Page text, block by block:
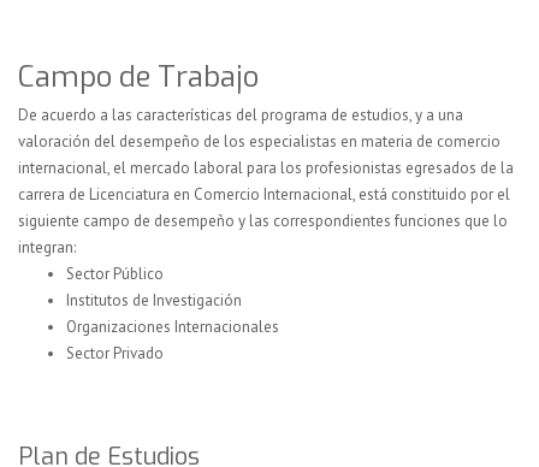
Campo de Trabajo
De acuerdo a las características del programa de estudios, y a una
valoración del desempeño de los especialistas en materia de comercio
internacional, el mercado laboral para los profesionistas egresados de la
carrera de Licenciatura en Comercio Internacional, está constituido por el
siguiente campo de desempeño y las correspondientes funciones que lo
integran:
Sector Público
Institutos de Investigación
Organizaciones Internacionales
Sector Privado
Plan de Estudios